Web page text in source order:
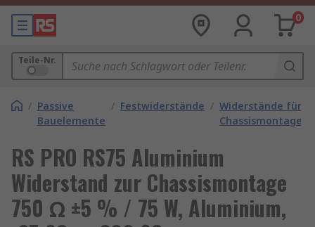
0
Teile-Nr.
/ Passive
Bauelemente
/ Festwiderstände / Widerstände für
Chassismontage
RS PRO RS75 Aluminium
Widerstand zur Chassismontage
750 Ω ±5 % / 75 W, Aluminium,